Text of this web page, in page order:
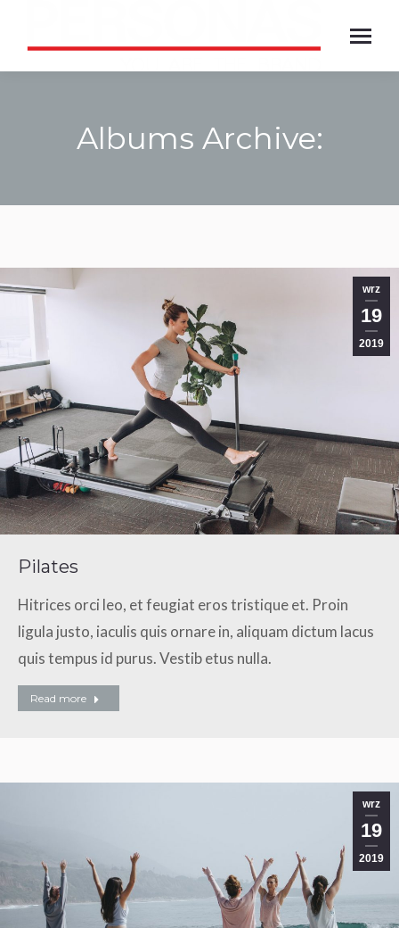
Albums Archive:
wrz
19
2019
Pilates
Hitrices orci leo, et feugiat eros tristique et. Proin
ligula justo, iaculis quis ornare in, aliquam dictum lacus
quis tempus id purus. Vestib etus nulla.
Read more
wrz
19
2019